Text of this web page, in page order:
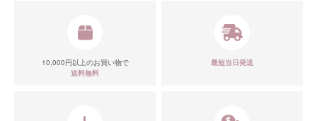
10,000円以上のお買い物で
送料無料
最短当日発送